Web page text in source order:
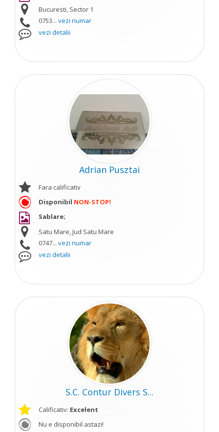
Bucuresti, Sector 1
0753... vezi numar
vezi detalii
Adrian Pusztai
Fara calificativ
Disponibil NON-STOP!
Sablare;
Satu Mare, Jud Satu Mare
0747... vezi numar
vezi detalii
S.C. Contur Divers S...
Calificativ: Excelent
Nu e disponibil astazi!